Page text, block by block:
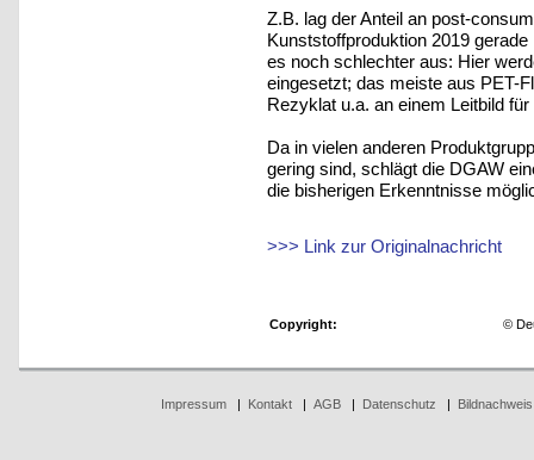
Z.B. lag der Anteil an post-
Kunststoffproduktion 2019
es noch schlechter aus: Hier
eingesetzt; das meiste aus PET-
Rezyklat u.a. an einem Leitbild
Da in vielen anderen
gering sind, schlägt die DGAW
die bisherigen Erkenntnisse
>>> Link zur Originalnachricht
Copyright: ©
Impressum| Kontakt| AGB| Datenschutz | Bildnachweis